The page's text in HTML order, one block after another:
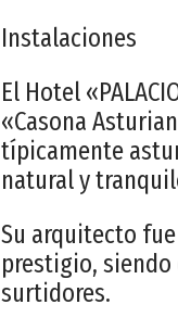
Instalaciones
El Hotel
«Casona
típicamente
natural y
Su arquitecto
prestigio, siendo
surtidores.